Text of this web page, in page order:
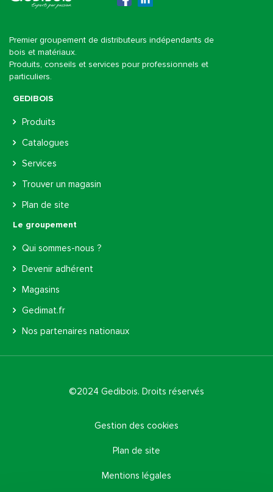
Premier groupement de distributeurs indépendants de
bois et matériaux.
Produits, conseils et services pour professionnels et
particuliers.
GEDIBOIS
Produits
Catalogues
Services
Trouver un magasin
Plan de site
Le groupement
Qui sommes-nous ?
Devenir adhérent
Magasins
Gedimat.fr
Nos partenaires nationaux
©2024 Gedibois. Droits réservés
Gestion des cookies
Plan de site
Mentions légales